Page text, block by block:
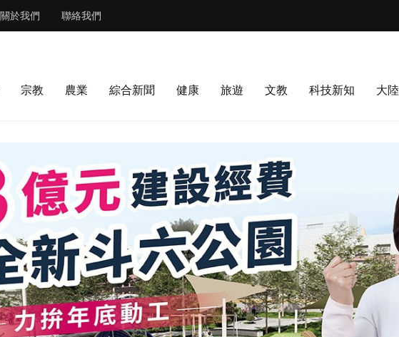
關於我們 聯絡我們
宗教 農業 綜合新聞 健康 旅遊 文教 科技新知 大陸